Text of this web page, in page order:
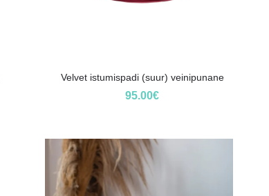
Velvet istumispadi (suur) veinipunane
95.00€